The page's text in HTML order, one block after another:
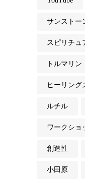
サンストー
スピリチュ
トルマリン
ヒーリング
ルチル
ワークショ
創造性
小田原